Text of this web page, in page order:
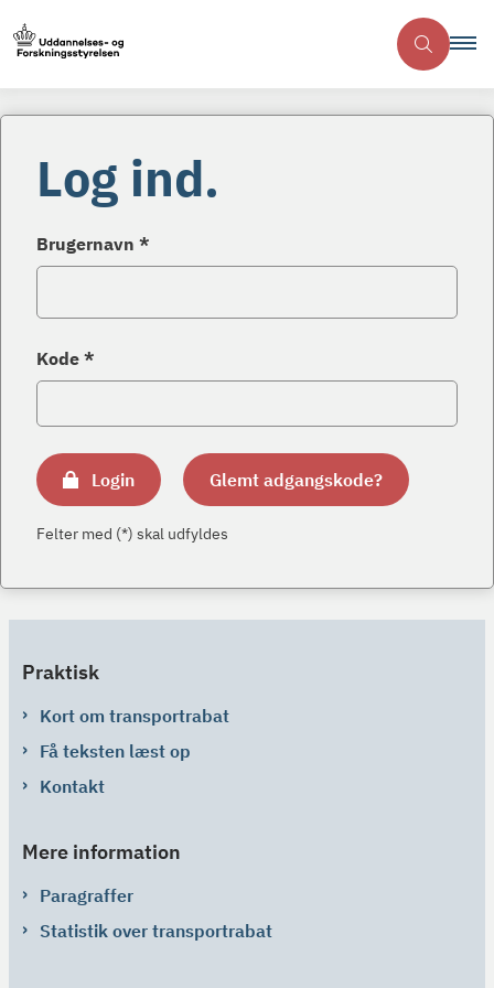
Log ind.
Brugernavn *
Kode *
Login Glemt adgangskode?
Felter med (*) skal udfyldes
Praktisk
Kort om transportrabat
Få teksten læst op
Kontakt
Mere information
Paragraffer
Statistik over transportrabat